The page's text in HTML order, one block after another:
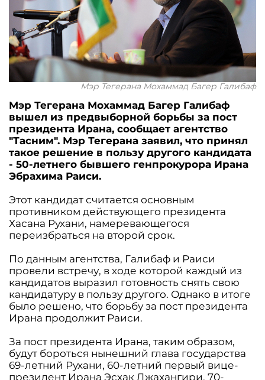
Мэр Тегерана Мохаммад Багер Галибаф
Мэр Тегерана Мохаммад Багер Галибаф
вышел из предвыборной борьбы за пост
президента Ирана, сообщает агентство
"Тасним". Мэр Тегерана заявил, что принял
такое решение в пользу другого кандидата
- 50-летнего бывшего генпрокурора Ирана
Эбрахима Раиси.
Этот кандидат считается основным
противником действующего президента
Хасана Рухани, намеревающегося
переизбраться на второй срок.
По данным агентства, Галибаф и Раиси
провели встречу, в ходе которой каждый из
кандидатов выразил готовность снять свою
кандидатуру в пользу другого. Однако в итоге
было решено, что борьбу за пост президента
Ирана продолжит Раиси.
За пост президента Ирана, таким образом,
будут бороться нынешний глава государства
69-летний Рухани, 60-летний первый вице-
президент Ирана Эсхак Джахангири, 70-